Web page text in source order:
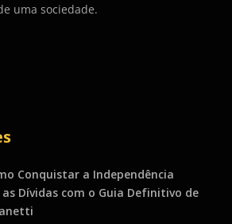
uma sociedade.
Conquistar a Independência
as Dívidas com o Guia Definitivo de